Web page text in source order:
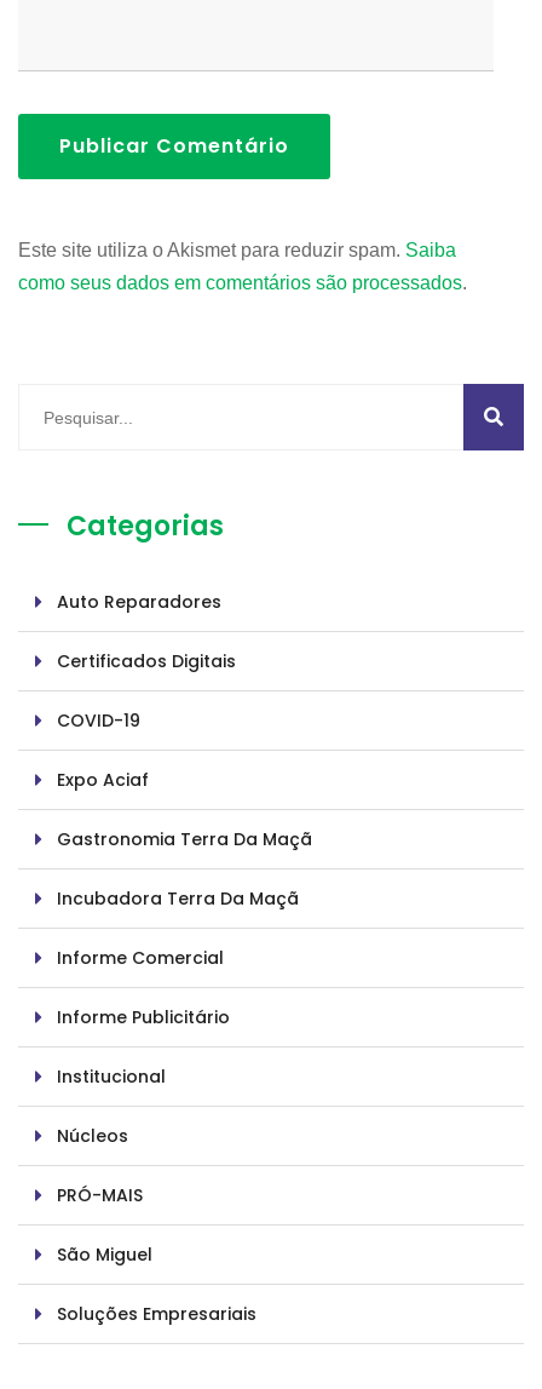
Publicar Comentário
Este site utiliza o Akismet para reduzir spam. Saiba
como seus dados em comentários são processados.
Categorias
Auto Reparadores
Certificados Digitais
COVID-19
Expo Aciaf
Gastronomia Terra Da Maçã
Incubadora Terra Da Maçã
Informe Comercial
Informe Publicitário
Institucional
Núcleos
PRÓ-MAIS
São Miguel
Soluções Empresariais